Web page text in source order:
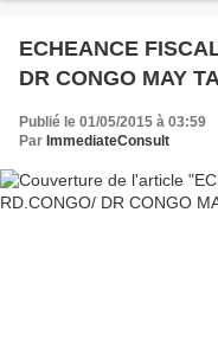
ECHEANCE
DR CONGO MAY
Publié le 01/05/2015 à 03:59
Par ImmediateConsult